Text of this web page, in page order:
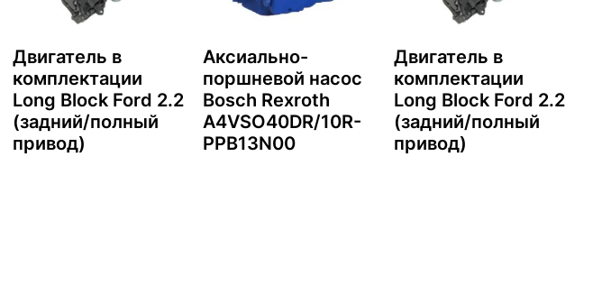
Двигатель в
комплектации
Long Block Ford 2.2
(задний/полный
привод)
Аксиально-
поршневой насос
Bosch Rexroth
A4VSO40DR/10R-
PPB13N00
Двигатель в
комплектации
Long Block Ford 2.2
(задний/полный
привод)